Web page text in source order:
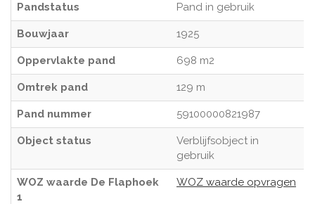
Pandstatus Pand in gebruik
Bouwjaar 1925
Oppervlakte pand 698 m2
Omtrek pand 129 m
Pand nummer 59100000821987
Object status
Verblijfsobject in
gebruik
WOZ waarde De Flaphoek
1
WOZ waarde opvragen